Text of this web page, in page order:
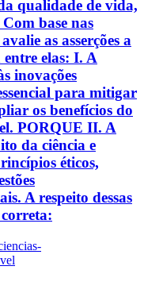
qualidade de vida,
base nas
as asserções a
elas: I. A
inovações
para mitigar
os benefícios do
PORQUE II. A
da ciência e
éticos,
A respeito dessas
correta: